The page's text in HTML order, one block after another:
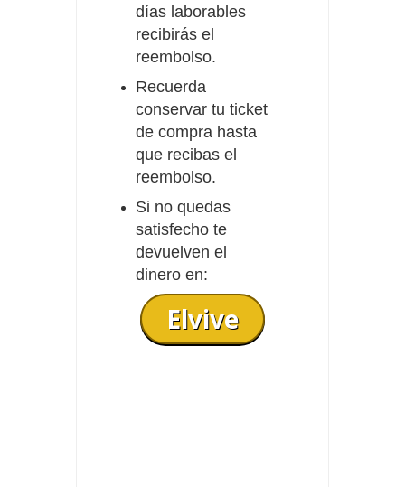
días laborables
recibirás el
reembolso.
Recuerda
conservar tu ticket
de compra hasta
que recibas el
reembolso.
Si no quedas
satisfecho te
devuelven el
dinero en:
Elvive